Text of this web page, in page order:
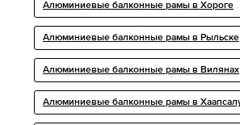
Алюминиевые балконные рамы в Хороге
Алюминиевые балконные рамы в Рыльске
Алюминиевые балконные рамы в Вилянах
Алюминиевые балконные рамы в